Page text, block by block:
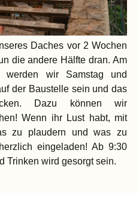
Daches vor 2 Wochen
die andere Hälfte dran. Am
werden wir Samstag und
der Baustelle sein und das
Dazu können wir
Wenn ihr Lust habt, mit
zu plaudern und was zu
eingeladen! Ab 9:30
Trinken wird gesorgt sein.